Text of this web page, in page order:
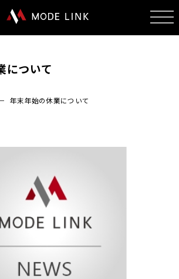
について
年末年始の休業について